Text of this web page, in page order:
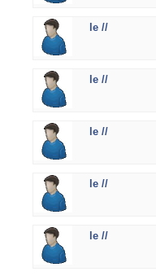
le //
le //
le //
le //
le //